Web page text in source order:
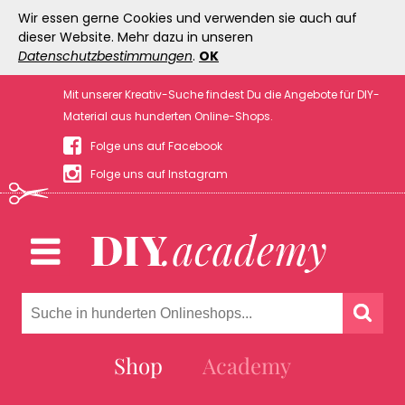
Wir essen gerne Cookies und verwenden sie auch auf
dieser Website. Mehr dazu in unseren
Datenschutzbestimmungen. OK
Mit unserer Kreativ-Suche findest Du die Angebote für DIY-
Material aus hunderten Online-Shops.
Folge uns auf Facebook
Folge uns auf Instagram
Shop Academy